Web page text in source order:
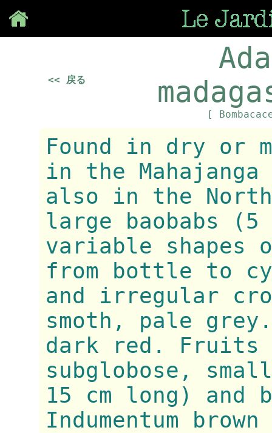
<< 戻る
[
Found in dry or
in the
also in the
large baobabs
variable shapes
from bottle to
and irregular
smoth, pale
dark red. Fruits
subglobose,
15 cm long) and
Indumentum